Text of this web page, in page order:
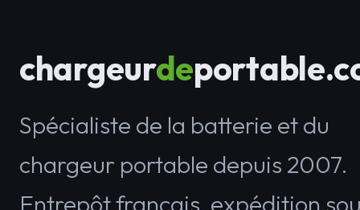
chargeurde
Spécialiste de la batterie et du
chargeur portable depuis 2007.
Entrepôt français, expédition